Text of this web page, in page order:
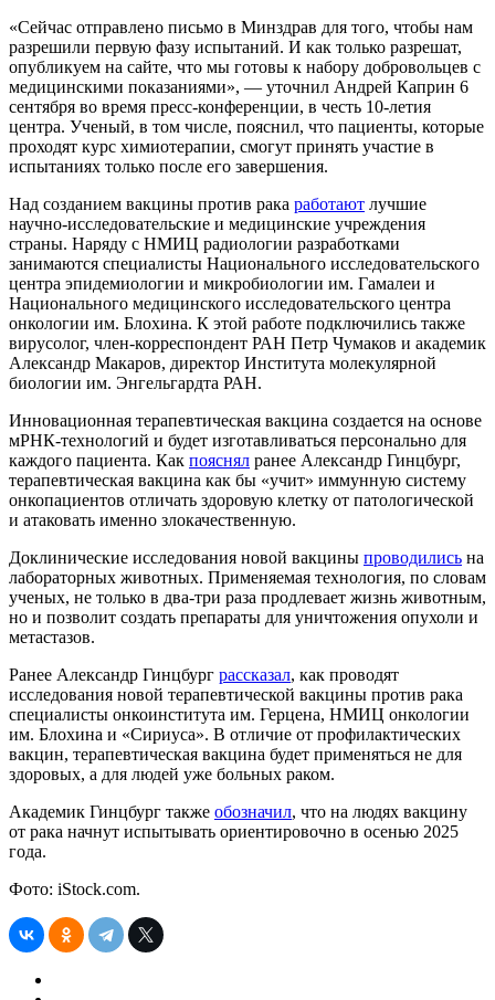
«Сейчас отправлено письмо в Минздрав для того, чтобы нам
разрешили первую фазу испытаний. И как только разрешат,
опубликуем на сайте, что мы готовы к набору добровольцев с
медицинскими показаниями», — уточнил Андрей Каприн 6
сентября во время пресс-конференции, в честь 10-летия
центра. Ученый, в том числе, пояснил, что пациенты, которые
проходят курс химиотерапии, смогут принять участие в
испытаниях только после его завершения.
Над созданием вакцины против рака работают лучшие
научно-исследовательские и медицинские учреждения
страны. Наряду с НМИЦ радиологии разработками
занимаются специалисты Национального исследовательского
центра эпидемиологии и микробиологии им. Гамалеи и
Национального медицинского исследовательского центра
онкологии им. Блохина. К этой работе подключились также
вирусолог, член-корреспондент РАН Петр Чумаков и академик
Александр Макаров, директор Института молекулярной
биологии им. Энгельгардта РАН.
Инновационная терапевтическая вакцина создается на основе
мРНК-технологий и будет изготавливаться персонально для
каждого пациента. Как пояснял ранее Александр Гинцбург,
терапевтическая вакцина как бы «учит» иммунную систему
онкопациентов отличать здоровую клетку от патологической
и атаковать именно злокачественную.
Доклинические исследования новой вакцины проводились на
лабораторных животных. Применяемая технология, по словам
ученых, не только в два-три раза продлевает жизнь животным,
но и позволит создать препараты для уничтожения опухоли и
метастазов.
Ранее Александр Гинцбург рассказал, как проводят
исследования новой терапевтической вакцины против рака
специалисты онкоинститута им. Герцена, НМИЦ онкологии
им. Блохина и «Сириуса». В отличие от профилактических
вакцин, терапевтическая вакцина будет применяться не для
здоровых, а для людей уже больных раком.
Академик Гинцбург также обозначил, что на людях вакцину
от рака начнут испытывать ориентировочно в осенью 2025
года.
Фото: iStock.com.